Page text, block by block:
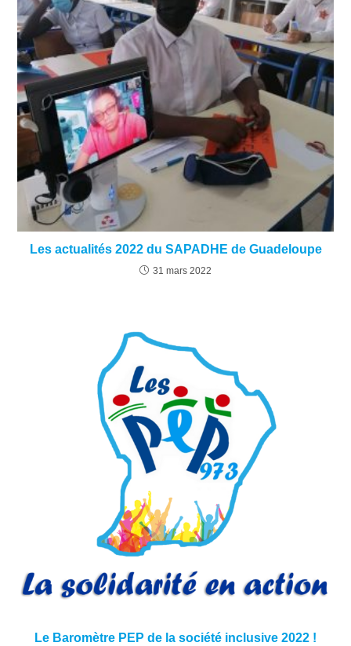
Les actualités 2022 du SAPADHE de Guadeloupe
31 mars 2022
Le Baromètre PEP de la société inclusive 2022 !